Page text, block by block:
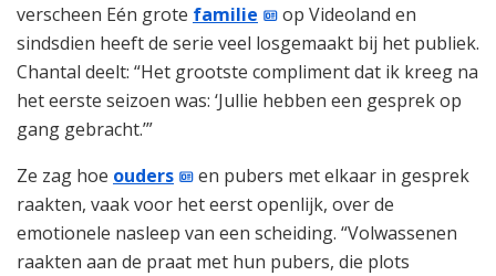
verscheen Eén grote familie
op Videoland en
sindsdien heeft de serie veel losgemaakt bij het publiek.
Chantal deelt: “Het grootste compliment dat ik kreeg na
het eerste seizoen was: ‘Jullie hebben een gesprek op
gang gebracht.’”
Ze zag hoe ouders
en pubers met elkaar in gesprek
raakten, vaak voor het eerst openlijk, over de
emotionele nasleep van een scheiding. “Volwassenen
raakten aan de praat met hun pubers, die plots